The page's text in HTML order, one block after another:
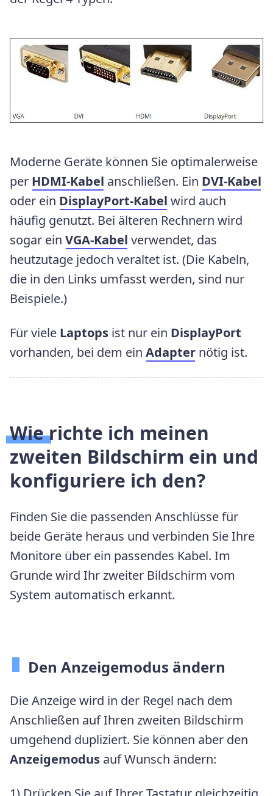
Moderne Geräte können Sie optimalerweise
per HDMI-Kabel anschließen. Ein DVI-Kabel
oder ein DisplayPort-Kabel wird auch
häufig genutzt. Bei älteren Rechnern wird
sogar ein VGA-Kabel verwendet, das
heutzutage jedoch veraltet ist. (Die Kabeln,
die in den Links umfasst werden, sind nur
Beispiele.)
Für viele Laptops ist nur ein DisplayPort
vorhanden, bei dem ein Adapter nötig ist.
Wie richte ich meinen
zweiten Bildschirm ein und
konfiguriere ich den?
Finden Sie die passenden Anschlüsse für
beide Geräte heraus und verbinden Sie Ihre
Monitore über ein passendes Kabel. Im
Grunde wird Ihr zweiter Bildschirm vom
System automatisch erkannt.
Den Anzeigemodus ändern
Die Anzeige wird in der Regel nach dem
Anschließen auf Ihren zweiten Bildschirm
umgehend dupliziert. Sie können aber den
Anzeigemodus auf Wunsch ändern: